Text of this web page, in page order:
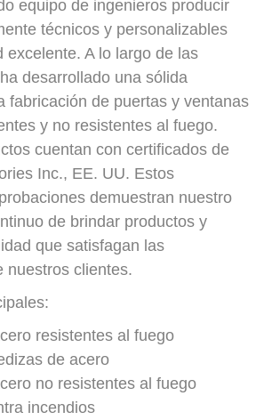
equipo de ingenieros producir
técnicos y personalizables
excelente. A lo largo de las
desarrollado una sólida
fabricación de puertas y ventanas
y no resistentes al fuego.
cuentan con certificados de
Inc., EE. UU. Estos
demuestran nuestro
de brindar productos y
que satisfagan las
nuestros clientes.
resistentes al fuego
de acero
no resistentes al fuego
incendios